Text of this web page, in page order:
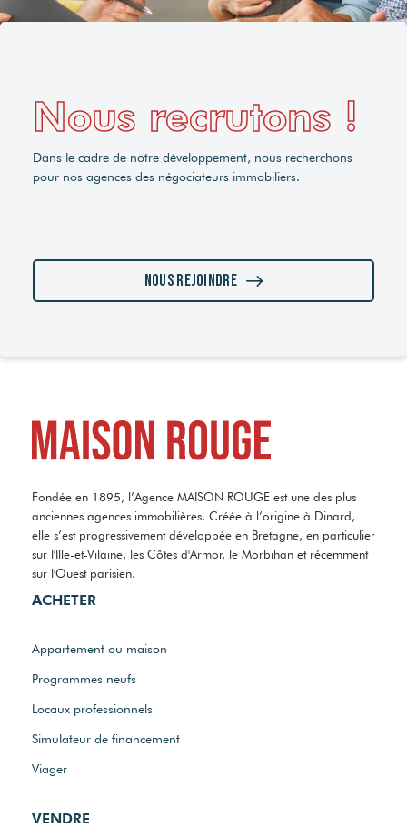
Nous recrutons !
Dans le cadre de notre développement, nous recherchons
pour nos agences des négociateurs immobiliers.
Nous rejoindre
Fondée en 1895, l’Agence MAISON ROUGE est une des plus
anciennes agences immobilières. Créée à l’origine à Dinard,
elle s’est progressivement développée en Bretagne, en particulier
sur l'Ille-et-Vilaine, les Côtes d'Armor, le Morbihan et récemment
sur l'Ouest parisien.
ACHETER
Appartement ou maison
Programmes neufs
Locaux professionnels
Simulateur de financement
Viager
VENDRE